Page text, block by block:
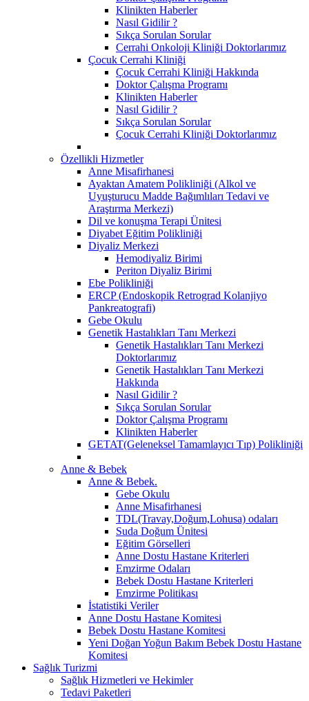
Klinikten Haberler
Nasıl Gidilir ?
Sıkça Sorulan Sorular
Cerrahi Onkoloji Kliniği Doktorlarımız
Çocuk Cerrahi Kliniği
Çocuk Cerrahi Kliniği Hakkında
Doktor Çalışma Programı
Klinikten Haberler
Nasıl Gidilir ?
Sıkça Sorulan Sorular
Çocuk Cerrahi Kliniği Doktorlarımız
Özellikli Hizmetler
Anne Misafirhanesi
Ayaktan Amatem Polikliniği (Alkol ve
Uyuşturucu Madde Bağımlıları Tedavi ve
Araştırma Merkezi)
Dil ve konuşma Terapi Ünitesi
Diyabet Eğitim Polikliniği
Diyaliz Merkezi
Hemodiyaliz Birimi
Periton Diyaliz Birimi
Ebe Polikliniği
ERCP (Endoskopik Retrograd Kolanjiyo
Pankreatografi)
Gebe Okulu
Genetik Hastalıkları Tanı Merkezi
Genetik Hastalıkları Tanı Merkezi
Doktorlarımız
Genetik Hastalıkları Tanı Merkezi
Hakkında
Nasıl Gidilir ?
Sıkça Sorulan Sorular
Doktor Çalışma Programı
Klinikten Haberler
GETAT(Geleneksel Tamamlayıcı Tıp) Polikliniği
Anne & Bebek
Anne & Bebek.
Gebe Okulu
Anne Misafirhanesi
TDL(Travay,Doğum,Lohusa) odaları
Suda Doğum Ünitesi
Eğitim Görselleri
Anne Dostu Hastane Kriterleri
Emzirme Odaları
Bebek Dostu Hastane Kriterleri
Emzirme Politikası
İstatistiki Veriler
Anne Dostu Hastane Komitesi
Bebek Dostu Hastane Komitesi
Yeni Doğan Yoğun Bakım Bebek Dostu Hastane
Komitesi
Sağlık Turizmi
Sağlık Hizmetleri ve Hekimler
Tedavi Paketleri